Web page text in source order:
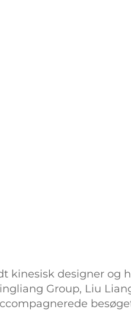
kinesisk designer og
Group, Liu